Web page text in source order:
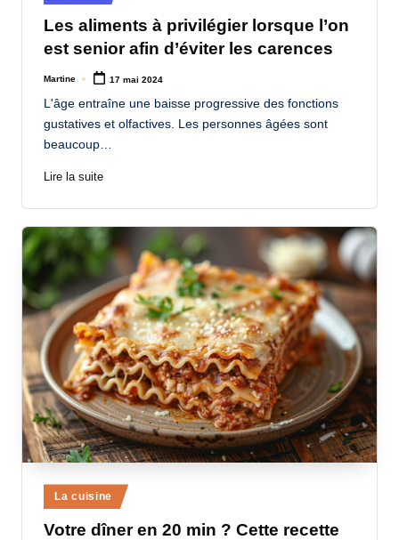
in
Les aliments à privilégier lorsque l’on
est senior afin d’éviter les carences
Posted
Martine 17 mai 2024
L'âge entraîne une baisse progressive des fonctions
gustatives et olfactives. Les personnes âgées sont
beaucoup…
Lire la suite
Posted
in
La cuisine
Votre dîner en 20 min ? Cette recette